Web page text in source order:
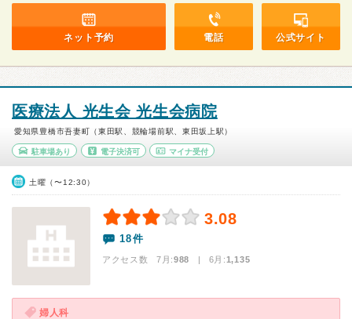
ネット予約 電話 公式サイト
医療法人 光生会 光生会病院
愛知県豊橋市吾妻町（東田駅、競輪場前駅、東田坂上駅）
駐車場あり 電子決済可 マイナ受付
土曜（〜12:30）
3.08
18件
アクセス数 7月:988 | 6月:1,135
婦人科